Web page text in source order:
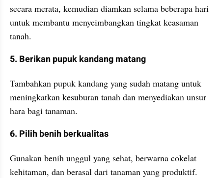
secara merata, kemudian diamkan selama beberapa hari
untuk membantu menyeimbangkan tingkat keasaman
tanah.
5. Berikan pupuk kandang matang
Tambahkan pupuk kandang yang sudah matang untuk
meningkatkan kesuburan tanah dan menyediakan unsur
hara bagi tanaman.
6. Pilih benih berkualitas
Gunakan benih unggul yang sehat, berwarna cokelat
kehitaman, dan berasal dari tanaman yang produktif.